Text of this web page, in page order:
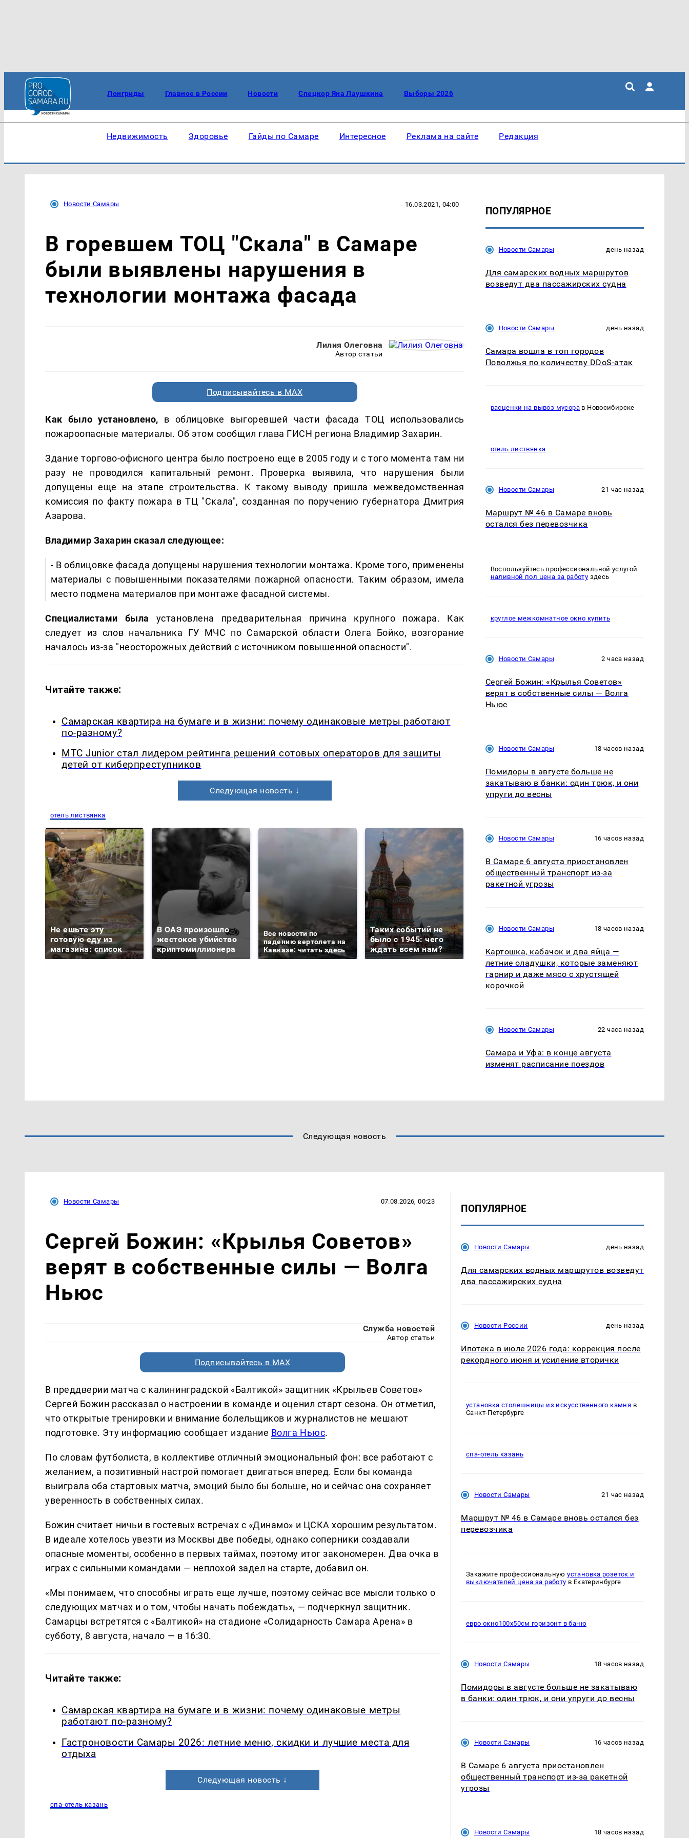
Лонгриды Главное в России Новости Спецкор Яна Лаушкина Выборы 2026
Недвижимость Здоровье Гайды по Самаре Интересное Реклама на сайте Редакция
Новости Самары 16.03.2021, 04:00
В горевшем ТОЦ "Скала" в Самаре
были выявлены нарушения в
технологии монтажа фасада
Лилия Олеговна
Автор статьи
Подписывайтесь в MAX
Как было установлено, в облицовке выгоревшей части фасада ТОЦ использовались
пожароопасные материалы. Об этом сообщил глава ГИСН региона Владимир Захарин.
Здание торгово-офисного центра было построено еще в 2005 году и с того момента там ни
разу не проводился капитальный ремонт. Проверка выявила, что нарушения были
допущены еще на этапе строительства. К такому выводу пришла межведомственная
комиссия по факту пожара в ТЦ "Скала", созданная по поручению губернатора Дмитрия
Азарова.
Владимир Захарин сказал следующее:
- В облицовке фасада допущены нарушения технологии монтажа. Кроме того, применены
материалы с повышенными показателями пожарной опасности. Таким образом, имела
место подмена материалов при монтаже фасадной системы.
Специалистами была установлена предварительная причина крупного пожара. Как
следует из слов начальника ГУ МЧС по Самарской области Олега Бойко, возгорание
началось из-за "неосторожных действий с источником повышенной опасности".
Читайте также:
Самарская квартира на бумаге и в жизни: почему одинаковые метры работают
по-разному?
МТС Junior стал лидером рейтинга решений сотовых операторов для защиты
детей от киберпреступников
Следующая новость ↓
отель листвянка
Не ешьте эту
готовую еду из
магазина: список
В ОАЭ произошло
жестокое убийство
криптомиллионера
Все новости по
падению вертолета на
Кавказе: читать здесь
Таких событий не
было с 1945: чего
ждать всем нам?
В магазинах России
продукта: что купить?
полицейскую
подожгли.
ПОПУЛЯРНОЕ
Новости Самары день назад
Для самарских водных маршрутов
возведут два пассажирских судна
Новости Самары день назад
Самара вошла в топ городов
Поволжья по количеству DDoS-атак
расценки на вывоз мусорав Новосибирске
отель листвянка
Новости Самары 21 час назад
Маршрут № 46 в Самаре вновь
остался без перевозчика
Воспользуйтесь профессиональной услугой
наливной пол цена за работу здесь
круглое межкомнатное окно купить
Новости Самары 2 часа назад
Сергей Божин: «Крылья Советов»
верят в собственные силы — Волга
Ньюс
Новости Самары 18 часов назад
Помидоры в августе больше не
закатываю в банки: один трюк, и они
упруги до весны
Новости Самары 16 часов назад
В Самаре 6 августа приостановлен
общественный транспорт из-за
ракетной угрозы
Новости Самары 18 часов назад
Картошка, кабачок и два яйца —
летние оладушки, которые заменяют
гарнир и даже мясо с хрустящей
корочкой
Новости Самары 22 часа назад
Самара и Уфа: в конце августа
изменят расписание поездов
Следующая новость
Новости Самары 07.08.2026, 00:23
Сергей Божин: «Крылья Советов»
верят в собственные силы — Волга
Ньюс
Служба новостей
Автор статьи
Подписывайтесь в MAX
В преддверии матча с калининградской «Балтикой» защитник «Крыльев Советов»
Сергей Божин рассказал о настроении в команде и оценил старт сезона. Он отметил,
что открытые тренировки и внимание болельщиков и журналистов не мешают
подготовке. Эту информацию сообщает издание Волга Ньюс.
По словам футболиста, в коллективе отличный эмоциональный фон: все работают с
желанием, а позитивный настрой помогает двигаться вперед. Если бы команда
выиграла оба стартовых матча, эмоций было бы больше, но и сейчас она сохраняет
уверенность в собственных силах.
Божин считает ничьи в гостевых встречах с «Динамо» и ЦСКА хорошим результатом.
В идеале хотелось увезти из Москвы две победы, однако соперники создавали
опасные моменты, особенно в первых таймах, поэтому итог закономерен. Два очка в
играх с сильными командами — неплохой задел на старте, добавил он.
«Мы понимаем, что способны играть еще лучше, поэтому сейчас все мысли только о
следующих матчах и о том, чтобы начать побеждать», — подчеркнул защитник.
Самарцы встретятся с «Балтикой» на стадионе «Солидарность Самара Арена» в
субботу, 8 августа, начало — в 16:30.
Читайте также:
Самарская квартира на бумаге и в жизни: почему одинаковые метры
работают по-разному?
Гастроновости Самары 2026: летние меню, скидки и лучшие места для
отдыха
Следующая новость ↓
спа-отель казань
ПОПУЛЯРНОЕ
Новости Самары день назад
Для самарских водных маршрутов возведут
два пассажирских судна
Новости России день назад
Ипотека в июле 2026 года: коррекция после
рекордного июня и усиление вторички
установка столешницы из искусственного камня в
Санкт-Петербурге
спа-отель казань
Новости Самары 21 час назад
Маршрут № 46 в Самаре вновь остался без
перевозчика
Закажите профессиональнуюустановка розеток и
выключателей цена за работу в Екатеринбурге
евро окно100х50см горизонт в баню
Новости Самары 18 часов назад
Помидоры в августе больше не закатываю
в банки: один трюк, и они упруги до весны
Новости Самары 16 часов назад
В Самаре 6 августа приостановлен
общественный транспорт из-за ракетной
угрозы
Новости Самары 18 часов назад